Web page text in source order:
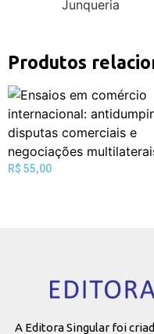
Produtos
R$ 55,00
A Editora Singular foi